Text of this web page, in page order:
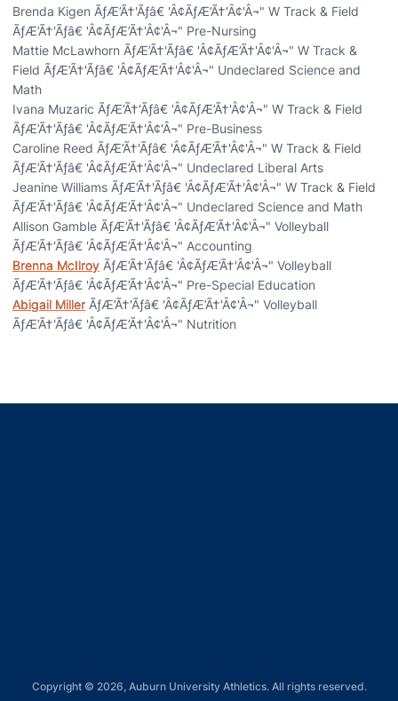
Brenda Kigen ÃƒÆ’Ã†'Ãƒâ€ 'Â¢ÃƒÆ’Ã†'Â¢'Â¬" W Track & Field
ÃƒÆ’Ã†'Ãƒâ€ 'Â¢ÃƒÆ’Ã†'Â¢'Â¬" Pre-Nursing
Mattie McLawhorn ÃƒÆ’Ã†'Ãƒâ€ 'Â¢ÃƒÆ’Ã†'Â¢'Â¬" W Track &
Field ÃƒÆ’Ã†'Ãƒâ€ 'Â¢ÃƒÆ’Ã†'Â¢'Â¬" Undeclared Science and
Math
Ivana Muzaric ÃƒÆ’Ã†'Ãƒâ€ 'Â¢ÃƒÆ’Ã†'Â¢'Â¬" W Track & Field
ÃƒÆ’Ã†'Ãƒâ€ 'Â¢ÃƒÆ’Ã†'Â¢'Â¬" Pre-Business
Caroline Reed ÃƒÆ’Ã†'Ãƒâ€ 'Â¢ÃƒÆ’Ã†'Â¢'Â¬" W Track & Field
ÃƒÆ’Ã†'Ãƒâ€ 'Â¢ÃƒÆ’Ã†'Â¢'Â¬" Undeclared Liberal Arts
Jeanine Williams ÃƒÆ’Ã†'Ãƒâ€ 'Â¢ÃƒÆ’Ã†'Â¢'Â¬" W Track & Field
ÃƒÆ’Ã†'Ãƒâ€ 'Â¢ÃƒÆ’Ã†'Â¢'Â¬" Undeclared Science and Math
Allison Gamble ÃƒÆ’Ã†'Ãƒâ€ 'Â¢ÃƒÆ’Ã†'Â¢'Â¬" Volleyball
ÃƒÆ’Ã†'Ãƒâ€ 'Â¢ÃƒÆ’Ã†'Â¢'Â¬" Accounting
Brenna McIlroy ÃƒÆ’Ã†'Ãƒâ€ 'Â¢ÃƒÆ’Ã†'Â¢'Â¬" Volleyball
ÃƒÆ’Ã†'Ãƒâ€ 'Â¢ÃƒÆ’Ã†'Â¢'Â¬" Pre-Special Education
Abigail Miller ÃƒÆ’Ã†'Ãƒâ€ 'Â¢ÃƒÆ’Ã†'Â¢'Â¬" Volleyball
ÃƒÆ’Ã†'Ãƒâ€ 'Â¢ÃƒÆ’Ã†'Â¢'Â¬" Nutrition
Copyright © 2026, Auburn University Athletics. All rights reserved.